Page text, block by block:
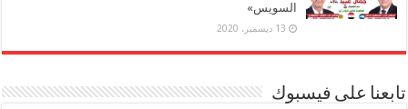
السويس»
13 ديسمبر، 2020
تابعنا على فيسبوك